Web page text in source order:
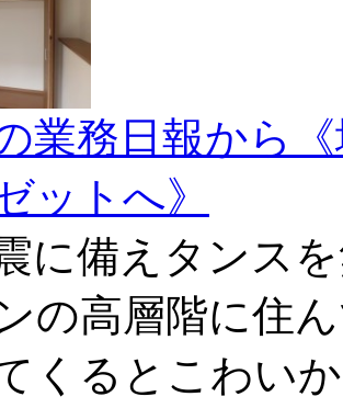
業務日報から
ットへ》
震に備えタンス
の高層階に住
くるとこわい